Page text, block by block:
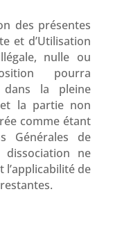
des présentes
et d’Utilisation
nulle ou
pourra
dans la pleine
la partie non
comme étant
Générales de
dissociation ne
l’applicabilité de